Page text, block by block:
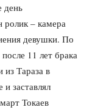
день
ролик – камера
девушки. По
11 лет брака
из Тараза в
заставлял
Токаев